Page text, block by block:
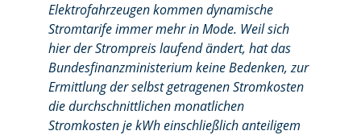
Elektrofahrzeugen kommen dynamische
Stromtarife immer mehr in Mode. Weil sich
hier der Strompreis laufend ändert, hat das
Bundesfinanzministerium keine Bedenken, zur
Ermittlung der selbst getragenen Stromkosten
die durchschnittlichen monatlichen
Stromkosten je kWh einschließlich anteiligem